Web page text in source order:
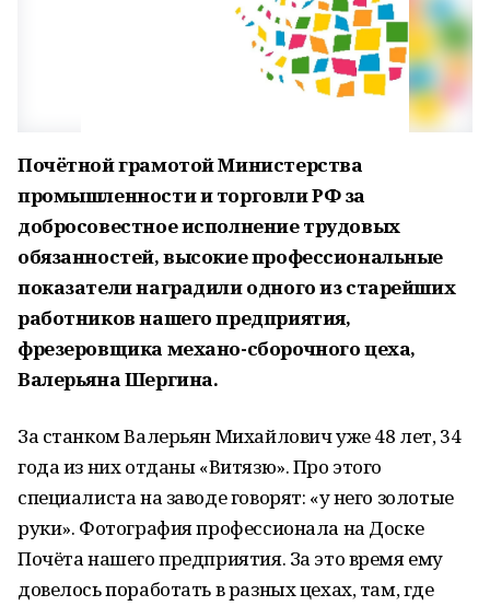
Почётной грамотой Министерства
промышленности и торговли РФ за
добросовестное исполнение трудовых
обязанностей, высокие профессиональные
показатели наградили одного из старейших
работников нашего предприятия,
фрезеровщика механо-сборочного цеха,
Валерьяна Шергина.
За станком Валерьян Михайлович уже 48 лет, 34
года из них отданы «Витязю». Про этого
специалиста на заводе говорят: «у него золотые
руки». Фотография профессионала на Доске
Почёта нашего предприятия. За это время ему
довелось поработать в разных цехах, там, где